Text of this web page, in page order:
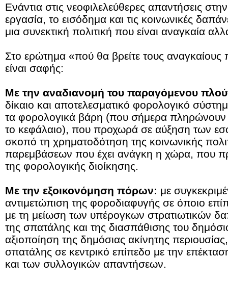
Ενάντια στις νεοφιλελεύθερες απαντήσεις
εργασία, το εισόδημα και τις κοινωνικές
μια συνεκτική πολιτική που είναι αναγκαία
Στο ερώτημα «πού θα βρείτε τους
είναι σαφής:
Με την αναδιανομή του παραγόμενου
δίκαιο και αποτελεσματικό φορολογικό
τα φορολογικά βάρη (που σήμερα πληρώνουν
το κεφάλαιο), που προχωρά σε αύξηση των
σκοπό τη χρηματοδότηση της κοινωνικής
παρεμβάσεων που έχει ανάγκη η χώρα, που
της φορολογικής διοίκησης.
Με την εξοικονόμηση πόρων: με
αντιμετώπιση της φοροδιαφυγής σε όποιο
με τη μείωση των υπέρογκων στρατιωτικών
της σπατάλης και της διασπάθισης του
αξιοποίηση της δημόσιας ακίνητης
σπατάλης σε κεντρικό επίπεδο με την
και των συλλογικών απαντήσεων.